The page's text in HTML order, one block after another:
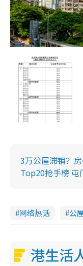
3万公屋滞销？
Top20抢手榜 屯
网络热话 公
港生活